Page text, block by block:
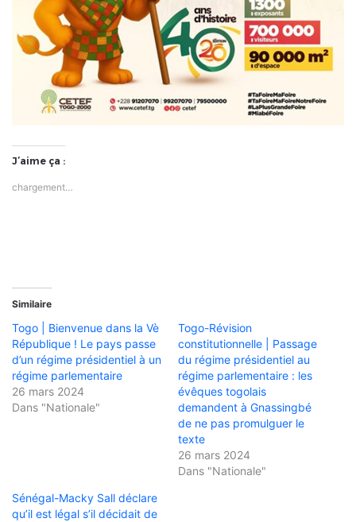
J’aime ça :
chargement…
Similaire
Togo | Bienvenue dans la Vè
République ! Le pays passe
d’un régime présidentiel à un
régime parlementaire
26 mars 2024
Dans "Nationale"
Togo-Révision
constitutionnelle | Passage
du régime présidentiel au
régime parlementaire : les
évêques togolais
demandent à Gnassingbé
de ne pas promulguer le
texte
26 mars 2024
Dans "Nationale"
Sénégal-Macky Sall déclare
qu’il est légal s’il décidait de